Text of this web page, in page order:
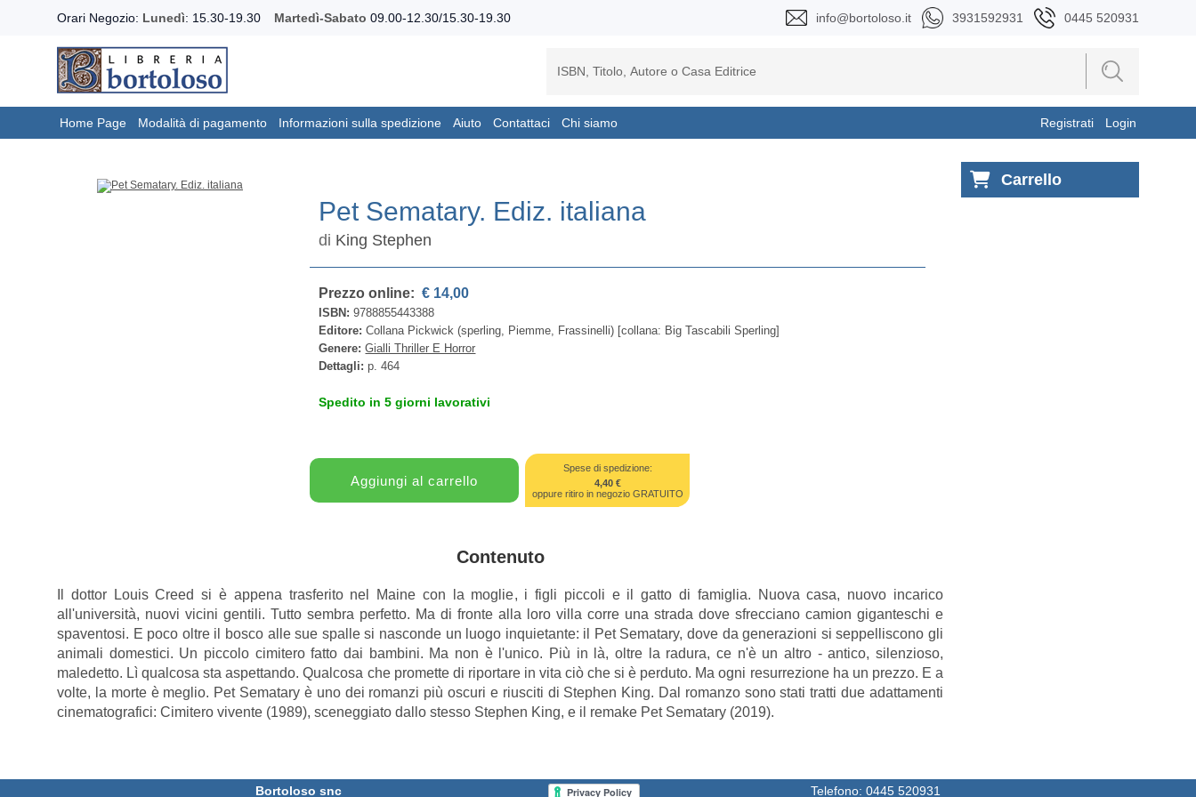
Orari Negozio: Lunedì: 15.30-19.30 Martedì-Sabato 09.00-12.30/15.30-19.30 info@bortoloso.it 3931592931 0445 520931
Home Page Modalità di pagamento Informazioni sulla spedizione Aiuto Contattaci Chi siamo Registrati Login
Pet Sematary. Ediz. italiana
di King Stephen
Prezzo online: € 14,00
ISBN:9788855443388
Editore:Collana Pickwick (sperling, Piemme, Frassinelli) [collana: Big Tascabili Sperling]
Genere:Gialli Thriller E Horror
Dettagli:p. 464
Spedito in 5 giorni lavorativi
Spese di spedizione:
4,40 €
oppure ritiro in negozio GRATUITO
Contenuto
Il dottor Louis Creed si è appena trasferito nel Maine con la moglie, i figli piccoli e il gatto di famiglia. Nuova casa, nuovo incarico
all'università, nuovi vicini gentili. Tutto sembra perfetto. Ma di fronte alla loro villa corre una strada dove sfrecciano camion giganteschi e
spaventosi. E poco oltre il bosco alle sue spalle si nasconde un luogo inquietante: il Pet Sematary, dove da generazioni si seppelliscono gli
animali domestici. Un piccolo cimitero fatto dai bambini. Ma non è l'unico. Più in là, oltre la radura, ce n'è un altro - antico, silenzioso,
maledetto. Lì qualcosa sta aspettando. Qualcosa che promette di riportare in vita ciò che si è perduto. Ma ogni resurrezione ha un prezzo. E a
volte, la morte è meglio. Pet Sematary è uno dei romanzi più oscuri e riusciti di Stephen King. Dal romanzo sono stati tratti due adattamenti
cinematografici: Cimitero vivente (1989), sceneggiato dallo stesso Stephen King, e il remake Pet Sematary (2019).
Carrello
Bortoloso snc Telefono: 0445 520931